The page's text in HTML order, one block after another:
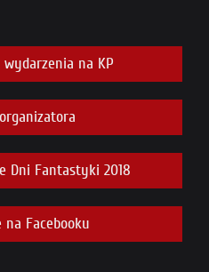
na KP
Dni Fantastyki 2018
Facebooku